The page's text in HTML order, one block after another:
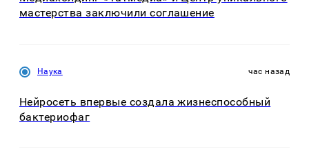
мастерства заключили соглашение
Наука час назад
Нейросеть впервые создала жизнеспособный
бактериофаг